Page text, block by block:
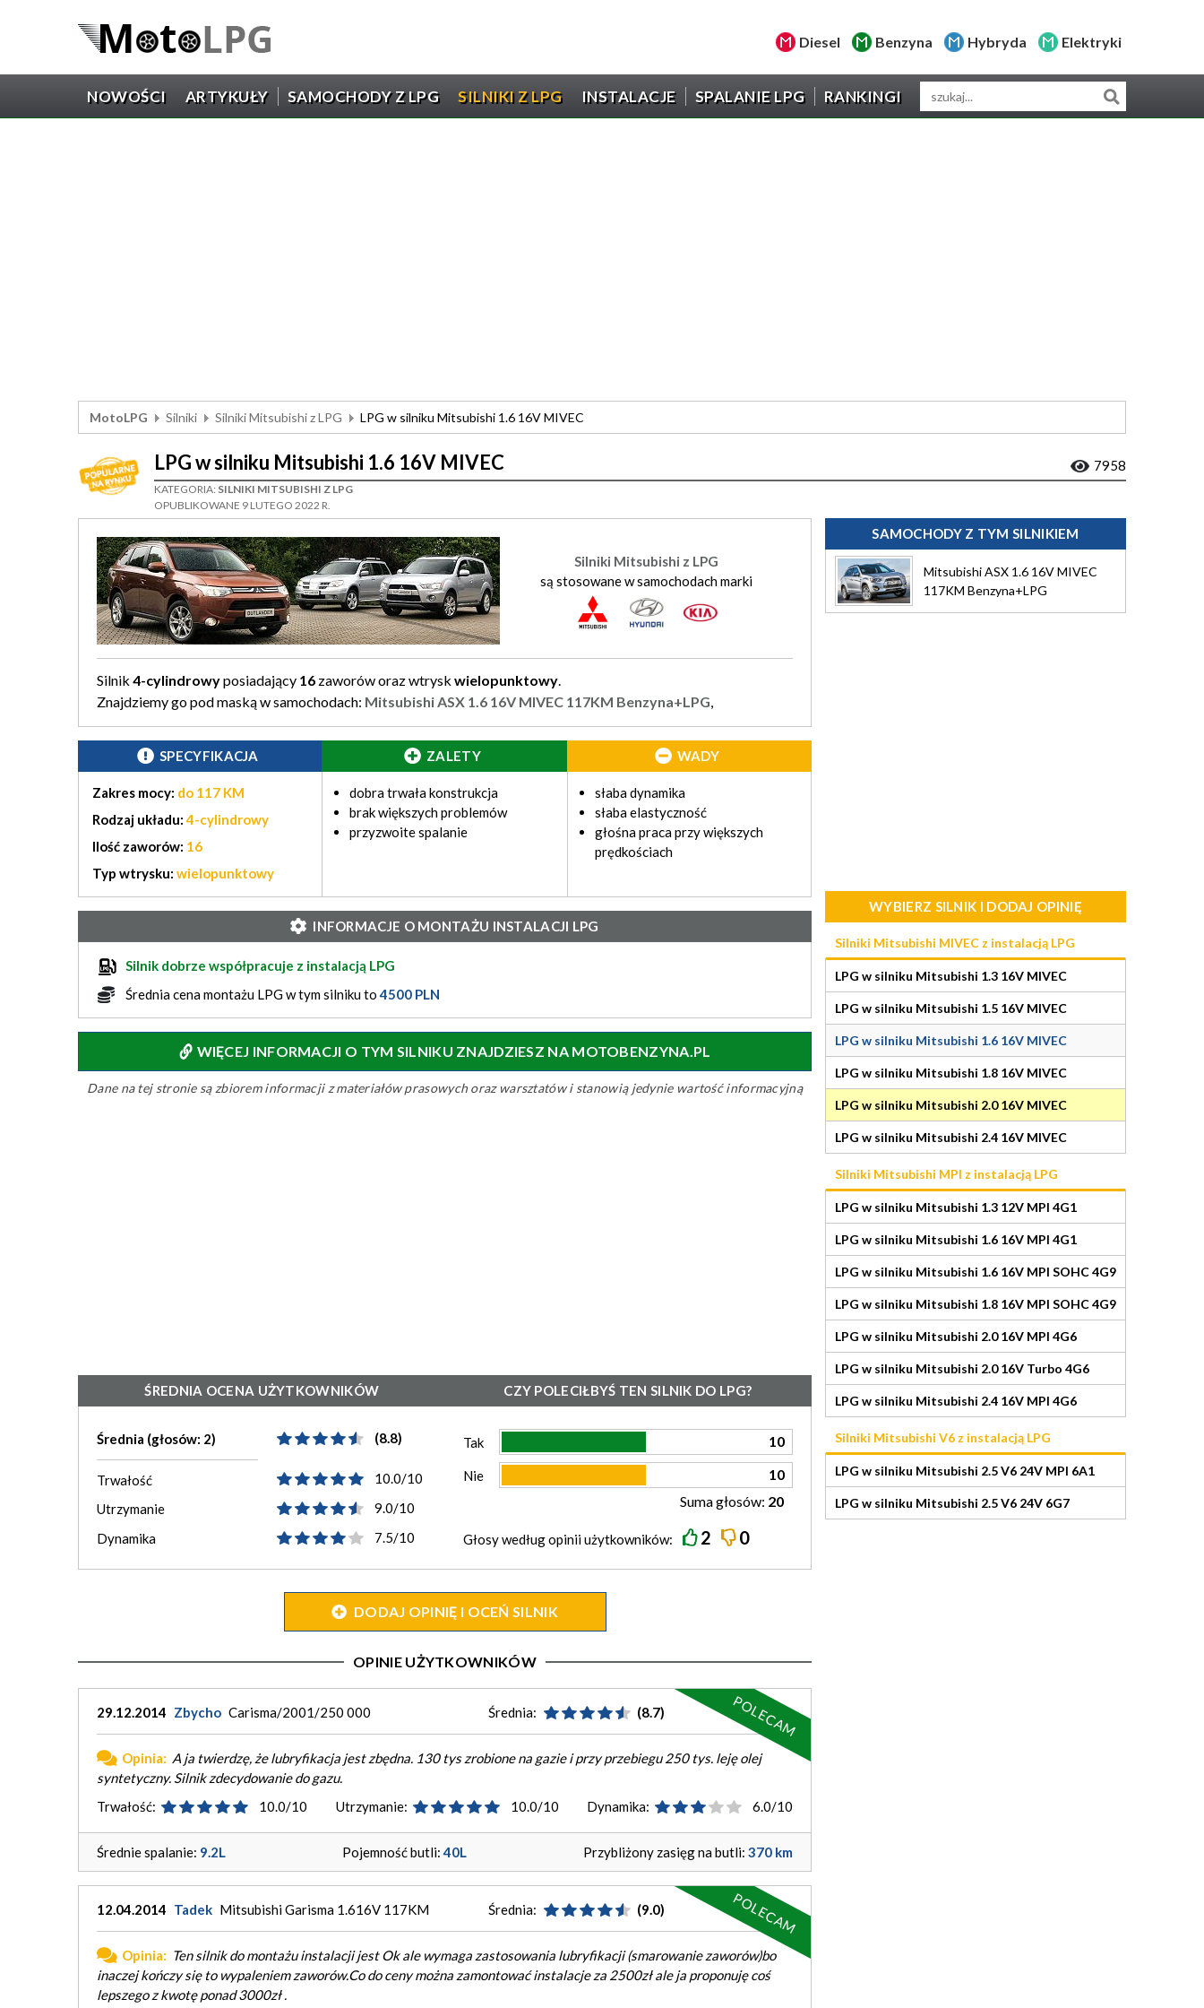
Diesel Benzyna Hybryda Elektryki
NOWOŚCI ARTYKUŁY SAMOCHODY Z LPG SILNIKI Z LPG INSTALACJE SPALANIE LPG RANKINGI
MotoLPG Silniki Silniki Mitsubishi z LPG LPG w silniku Mitsubishi 1.6 16V MIVEC
LPG w silniku Mitsubishi 1.6 16V MIVEC 7958
KATEGORIA: SILNIKI MITSUBISHI Z LPG
OPUBLIKOWANE 9 LUTEGO 2022 R.
Silniki Mitsubishi z LPG
są stosowane w samochodach marki
Silnik 4-cylindrowyposiadający 16 zaworów oraz wtrysk wielopunktowy.
Znajdziemy go pod maską w samochodach: Mitsubishi ASX 1.6 16V MIVEC 117KM Benzyna+LPG,
SPECYFIKACJA
Zakres mocy: do 117 KM
Rodzaj układu:4-cylindrowy
Ilość zaworów: 16
Typ wtrysku: wielopunktowy
ZALETY
dobra trwała konstrukcja
brak większych problemów
przyzwoite spalanie
WADY
słaba dynamika
słaba elastyczność
głośna praca przy większych
prędkościach
INFORMACJE O MONTAŻU INSTALACJI LPG
Silnik dobrze współpracuje z instalacją LPG
Średnia cena montażu LPG w tym silniku to4500 PLN
WIĘCEJ INFORMACJI O TYM SILNIKU ZNAJDZIESZ NA MOTOBENZYNA.PL
Dane na tej stronie są zbiorem informacji z materiałów prasowych oraz warsztatów i stanowią jedynie wartość informacyjną
ŚREDNIA OCENA UŻYTKOWNIKÓW
Średnia (głosów: 2) (8.8)
Trwałość
10.0/10
Utrzymanie
9.0/10
Dynamika
7.5/10
CZY POLECIŁBYŚ TEN SILNIK DO LPG?
Tak 10
Nie
10
Suma głosów: 20
Głosy wedługopiniiużytkowników: 2 0
DODAJ OPINIĘ I OCEŃ SILNIK
OPINIE UŻYTKOWNIKÓW
29.12.2014 Zbycho Carisma/2001/250 000 Średnia: (8.7)
Opinia: A ja twierdzę, że lubryfikacja jest zbędna. 130 tys zrobione na gazie i przy przebiegu 250 tys. leję olej
syntetyczny. Silnik zdecydowanie do gazu.
Trwałość:
10.0/10 Utrzymanie: 10.0/10 Dynamika: 6.0/10
Średnie spalanie: 9.2L Pojemność butli:40L Przybliżony zasięg na butli: 370 km
POLECAM
12.04.2014 Tadek Mitsubishi Garisma 1.616V 117KM Średnia: (9.0)
Opinia: Ten silnik do montażu instalacji jest Ok ale wymaga zastosowania lubryfikacji (smarowanie zaworów)bo
inaczej kończy się to wypaleniem zaworów.Co do ceny można zamontować instalacje za 2500zł ale ja proponuję coś
lepszego z kwotę ponad 3000zł .
POLECAM
SAMOCHODY Z TYM SILNIKIEM
Mitsubishi ASX 1.6 16V MIVEC
117KM Benzyna+LPG
WYBIERZ SILNIK I DODAJ OPINIĘ
Silniki Mitsubishi MIVEC z instalacją LPG
LPG w silniku Mitsubishi 1.3 16V MIVEC
LPG w silniku Mitsubishi 1.5 16V MIVEC
LPG w silniku Mitsubishi 1.6 16V MIVEC
LPG w silniku Mitsubishi 1.8 16V MIVEC
LPG w silniku Mitsubishi 2.0 16V MIVEC
LPG w silniku Mitsubishi 2.4 16V MIVEC
Silniki Mitsubishi MPI z instalacją LPG
LPG w silniku Mitsubishi 1.3 12V MPI 4G1
LPG w silniku Mitsubishi 1.6 16V MPI 4G1
LPG w silniku Mitsubishi 1.6 16V MPI SOHC 4G9
LPG w silniku Mitsubishi 1.8 16V MPI SOHC 4G9
LPG w silniku Mitsubishi 2.0 16V MPI 4G6
LPG w silniku Mitsubishi 2.0 16V Turbo 4G6
LPG w silniku Mitsubishi 2.4 16V MPI 4G6
Silniki Mitsubishi V6 z instalacją LPG
LPG w silniku Mitsubishi 2.5 V6 24V MPI 6A1
LPG w silniku Mitsubishi 2.5 V6 24V 6G7